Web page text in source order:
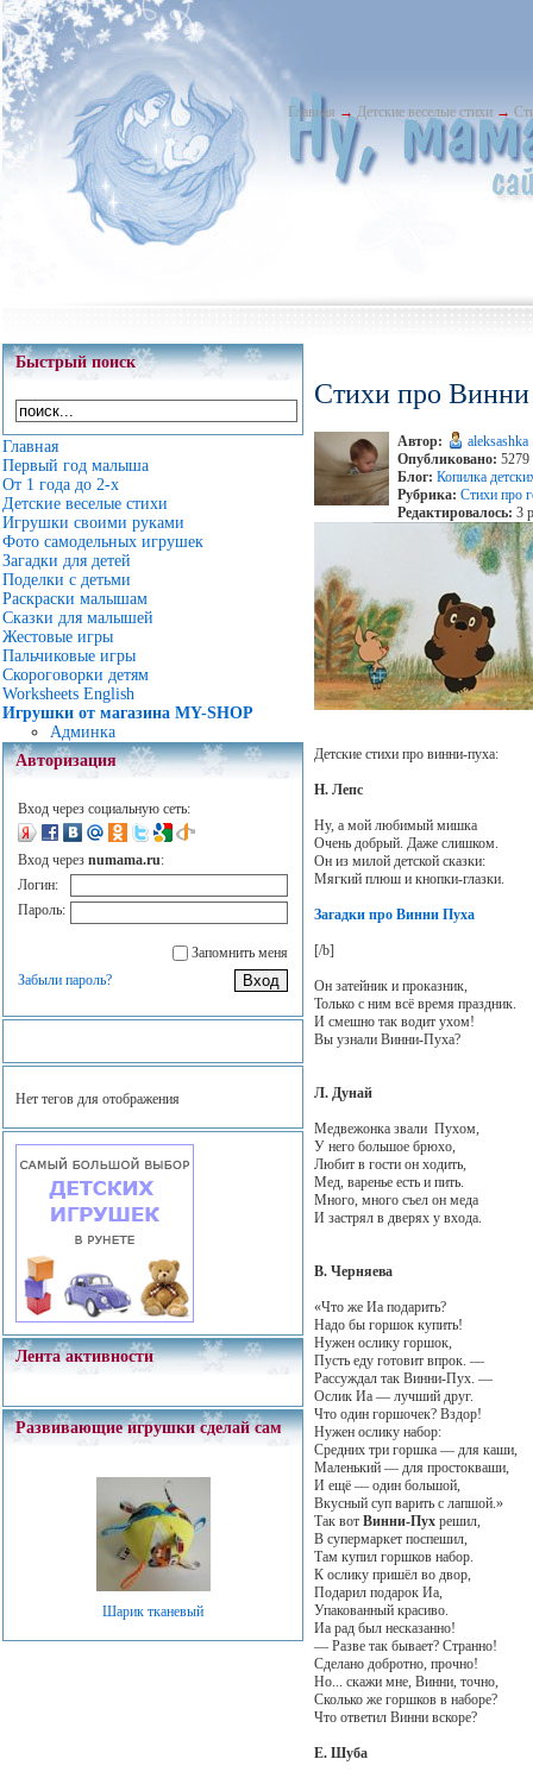
Главная → Детские веселые стихи →
Быстрый поиск
Главная
Первый год малыша
От 1 года до 2-х
Детские веселые стихи
Игрушки своими руками
Фото самодельных игрушек
Загадки для детей
Поделки с детьми
Раскраски малышам
Сказки для малышей
Жестовые игры
Пальчиковые игры
Скороговорки детям
Worksheets English
Игрушки от магазина MY-SHOP
Админка
Авторизация
Вход через социальную сеть:
Вход через numama.ru:
Логин:
Пароль:
Запомнить меня
Забыли пароль?
Нет тегов для отображения
Лента активности
Развивающие игрушки сделай сам
Шарик тканевый
Стихи про
Автор:
aleksashka
Опубликовано: 5279
Блог: Копилка
Рубрика: Стихи про
Редактировалось: 3
Детские стихи про винни-пуха:
Н. Лепс
Ну, а мой любимый мишка
Очень добрый. Даже слишком.
Он из милой детской сказки:
Мягкий плюш и кнопки-глазки.
Загадки про Винни Пуха
[/b]
Он затейник и проказник,
Только с ним всё время праздник.
И смешно так водит ухом!
Вы узнали Винни-Пуха?
Л. Дунай
Медвежонка звали Пухом,
У него большое брюхо,
Любит в гости он ходить,
Мед, варенье есть и пить.
Много, много съел он меда
И застрял в дверях у входа.
В. Черняева
«Что же Иа подарить?
Надо бы горшок купить!
Нужен ослику горшок,
Пусть еду готовит впрок. —
Рассуждал так Винни-Пух. —
Ослик Иа — лучший друг.
Что один горшочек? Вздор!
Нужен ослику набор:
Средних три горшка — для каши,
Маленький — для простокваши,
И ещё — один большой,
Вкусный суп варить с лапшой.»
Так вот Винни-Пухрешил,
В супермаркет поспешил,
Там купил горшков набор.
К ослику пришёл во двор,
Подарил подарок Иа,
Упакованный красиво.
Иа рад был несказанно!
— Разве так бывает? Странно!
Сделано добротно, прочно!
Но... скажи мне, Винни, точно,
Сколько же горшков в наборе?
Что ответил Винни вскоре?
Е. Шуба